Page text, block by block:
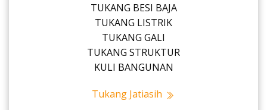
TUKANG BESI BAJA
TUKANG LISTRIK
TUKANG GALI
TUKANG STRUKTUR
KULI BANGUNAN
Tukang Jatiasih